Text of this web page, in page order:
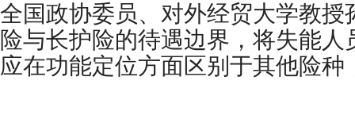
全国政协委员、对外经贸大学教
险与长护险的待遇边界，将失能
应在功能定位方面区别于其他险